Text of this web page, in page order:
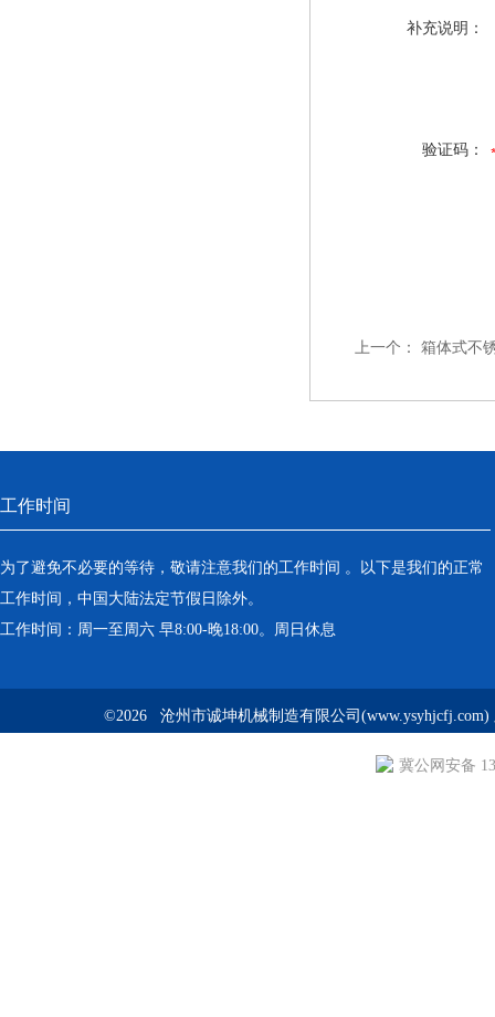
补充说明：
验证码：
上一个： 箱体式不
工作时间
为了避免不必要的等待，敬请注意我们的工作时间 。以下是我们的正常
工作时间，中国大陆法定节假日除外。
工作时间：周一至周六 早8:00-晚18:00。周日休息
©2026 沧州市诚坤机械制造有限公司
冀公网安备